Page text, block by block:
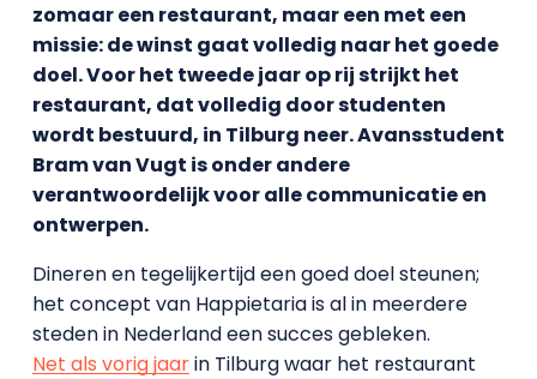
zomaar een restaurant, maar een met een
missie: de winst gaat volledig naar het goede
doel. Voor het tweede jaar op rij strijkt het
restaurant, dat volledig door studenten
wordt bestuurd, in Tilburg neer. Avansstudent
Bram van Vugt is onder andere
verantwoordelijk voor alle communicatie en
ontwerpen.
Dineren en tegelijkertijd een goed doel steunen;
het concept van Happietaria is al in meerdere
steden in Nederland een succes gebleken.
Net als vorig jaarin Tilburg waar het restaurant